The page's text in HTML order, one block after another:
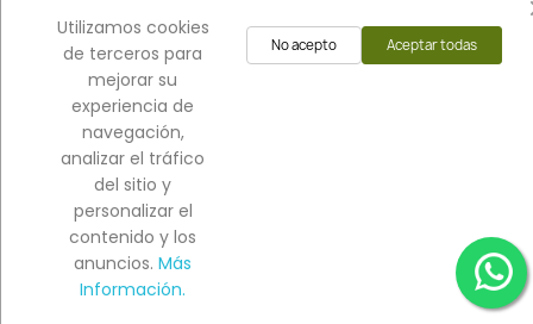
Mercaboy , siempre pensamos en tu ahorro y
comodidad para que hagas tu mercado donde estés: en
línea o en nuestras tiendas físicas en Bogotá.
Copyright 2024 - Todos los derechos reservados.
Utilizamos cookies
de terceros para
mejorar su
experiencia de
navegación,
analizar el tráfico
del sitio y
personalizar el
contenido y los
anuncios. Más
Información.
Aceptar todas
No acepto